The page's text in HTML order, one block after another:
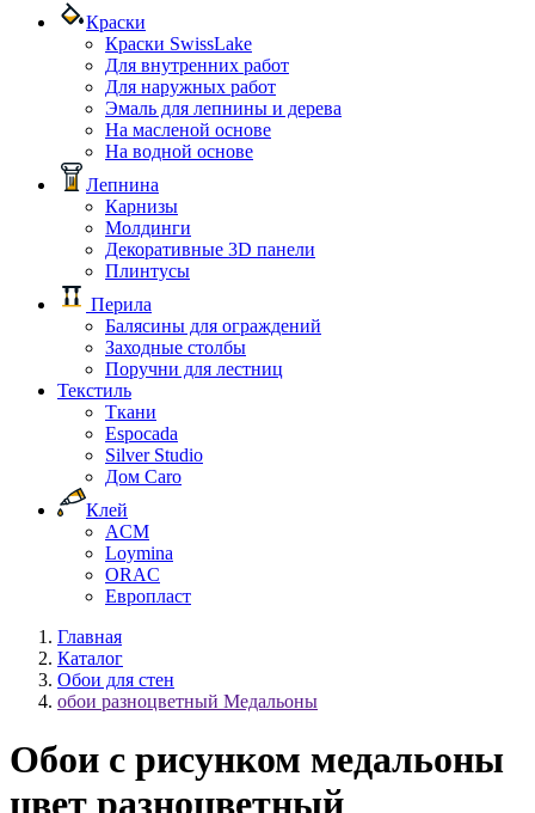
Краски
Краски SwissLake
Для внутренних работ
Для наружных работ
Эмаль для лепнины и дерева
На масленой основе
На водной основе
Лепнина
Карнизы
Молдинги
Декоративные 3D панели
Плинтусы
Перила
Балясины для ограждений
Заходные столбы
Поручни для лестниц
Текстиль
Ткани
Espocada
Silver Studio
Дом Caro
Клей
ACM
Loymina
ORAC
Европласт
Главная
Каталог
Обои для стен
обои разноцветный Медальоны
Обои с рисунком медальоны
цвет разноцветный